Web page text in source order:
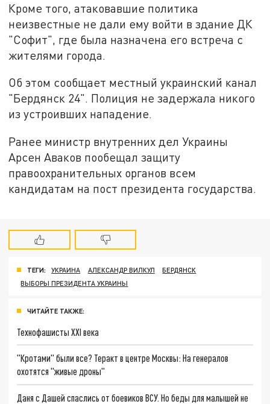
Кроме того, атаковавшие политика
неизвестные не дали ему войти в здание ДК
"Софит", где была назначена его встреча с
жителями города.
Об этом сообщает местный украинский канал
"Бердянск 24". Полиция не задержала никого
из устроивших нападение.
Ранее министр внутренних дел Украины
Арсен Аваков пообещал защиту
правоохранительных органов всем
кандидатам на пост президента государства.
ТЕГИ: УКРАИНА АЛЕКСАНДР ВИЛКУЛ
БЕРДЯНСК
ВЫБОРЫ ПРЕЗИДЕНТА УКРАИНЫ
ЧИТАЙТЕ ТАКЖЕ:
Технофашисты XXI века
"Кротами" были все? Теракт в центре Москвы: На генералов
охотятся "живые дроны"
Даня с Дашей спаслись от боевиков ВСУ. Но беды для малышей не